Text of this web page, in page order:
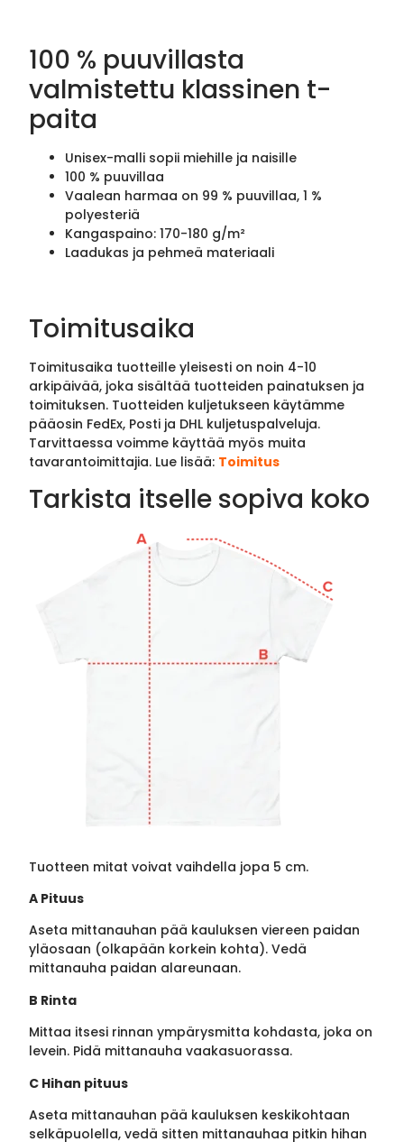
100 % puuvillasta
valmistettu klassinen t-
paita
Unisex-malli sopii miehille ja naisille
100 % puuvillaa
Vaalean harmaa on 99 % puuvillaa, 1 %
polyesteriä
Kangaspaino: 170-180 g/m²
Laadukas ja pehmeä materiaali
Toimitusaika
Toimitusaika tuotteille yleisesti on noin 4-10
arkipäivää, joka sisältää tuotteiden painatuksen ja
toimituksen. Tuotteiden kuljetukseen käytämme
pääosin FedEx, Posti ja DHL kuljetuspalveluja.
Tarvittaessa voimme käyttää myös muita
tavarantoimittajia. Lue lisää: Toimitus
Tarkista itselle sopiva koko
Tuotteen mitat voivat vaihdella jopa 5 cm.
A Pituus
Aseta mittanauhan pää kauluksen viereen paidan
yläosaan (olkapään korkein kohta). Vedä
mittanauha paidan alareunaan.
B Rinta
Mittaa itsesi rinnan ympärysmitta kohdasta, joka on
levein. Pidä mittanauha vaakasuorassa.
C Hihan pituus
Aseta mittanauhan pää kauluksen keskikohtaan
selkäpuolella, vedä sitten mittanauhaa pitkin hihan